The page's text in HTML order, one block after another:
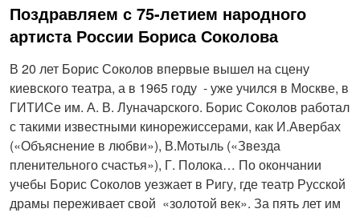
Поздравляем с 75-летием народного
артиста России Бориса Соколова
В 20 лет Борис Соколов впервые вышел на сцену
киевского театра, а в 1965 году - уже учился в Москве, в
ГИТИСе им. А. В. Луначарского. Борис Соколов работал
с такими известными кинорежиссерами, как И.Авербах
(«Объяснение в любви»), В.Мотыль («Звезда
пленительного счастья»), Г. Полока… По окончании
учебы Борис Соколов уезжает в Ригу, где театр Русской
драмы переживает свой «золотой век». За пять лет им